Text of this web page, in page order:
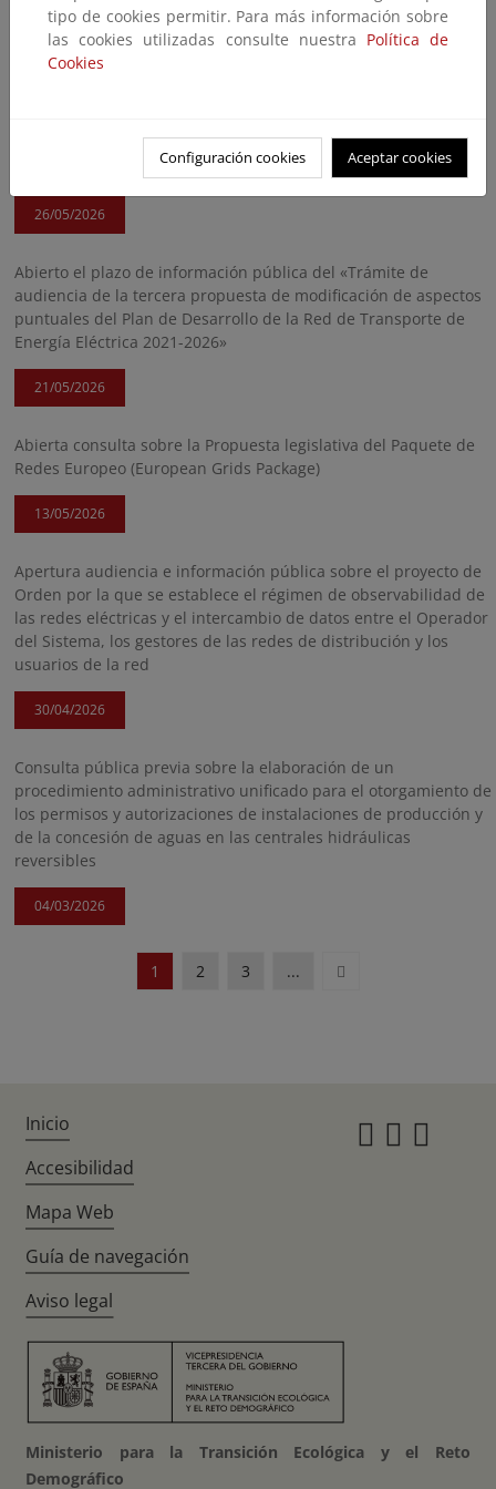
Abierto el plazo de audiencia e información pública sobre la
propuesta de Orden por la que se aprueba el reparto de las
referencia los artículos 52.4.j) y 52.4.k) de la Ley 24/2013, de 26
de diciembre, del Sector Eléctrico, correspondiente al año 2026
26/05/2026
Abierto el plazo de información pública del «Trámite de
audiencia de la tercera propuesta de modificación de aspectos
puntuales del Plan de Desarrollo de la Red de Transporte de
Energía Eléctrica 2021-2026»
21/05/2026
Abierta consulta sobre la Propuesta legislativa del Paquete de
Redes Europeo (European Grids Package)
13/05/2026
Apertura audiencia e información pública sobre el proyecto de
Orden por la que se establece el régimen de observabilidad de
las redes eléctricas y el intercambio de datos entre el Operador
del Sistema, los gestores de las redes de distribución y los
usuarios de la red
30/04/2026
Consulta pública previa sobre la elaboración de un
procedimiento administrativo unificado para el otorgamiento de
los permisos y autorizaciones de instalaciones de producción y
de la concesión de aguas en las centrales hidráulicas
reversibles
04/03/2026
1 2 3 ... Siguiente
tipo de cookies permitir. Para más información sobre
las cookies utilizadas consulte nuestra Política de
Cookies
Configuración cookies Aceptar cookies
Inicio
Accesibilidad
Mapa Web
Guía de navegación
Aviso legal
Ministerio para la Transición Ecológica y el Reto
Demográfico